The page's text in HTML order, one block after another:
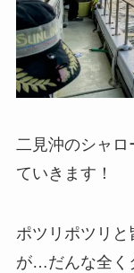
二見沖のシャ
ていきます！
ポツリポツリと
が…だんな全く